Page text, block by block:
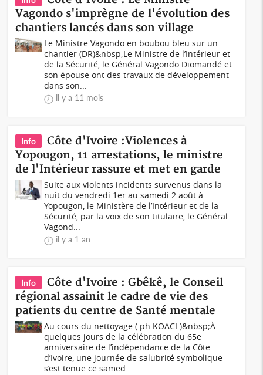
Vagondo s'imprègne de l'évolution des
chantiers lancés dans son village
Le Ministre Vagondo en boubou bleu sur un
chantier (DR)&nbsp;Le Ministre de l’Intérieur et
de la Sécurité, le Général Vagondo Diomandé et
son épouse ont des travaux de développement
dans son...
il y a 11 mois
Info
Côte d'Ivoire :Violences à
Yopougon, 11 arrestations, le ministre
de l'Intérieur rassure et met en garde
Suite aux violents incidents survenus dans la
nuit du vendredi 1er au samedi 2 août à
Yopougon, le Ministère de l’Intérieur et de la
Sécurité, par la voix de son titulaire, le Général
Vagond...
il y a 1 an
Info
Côte d'Ivoire : Gbêkê, le Conseil
régional assainit le cadre de vie des
patients du centre de Santé mentale
Au cours du nettoyage (.ph KOACI.)&nbsp;À
quelques jours de la célébration du 65e
anniversaire de l’indépendance de la Côte
d’Ivoire, une journée de salubrité symbolique
s’est tenue ce samed...